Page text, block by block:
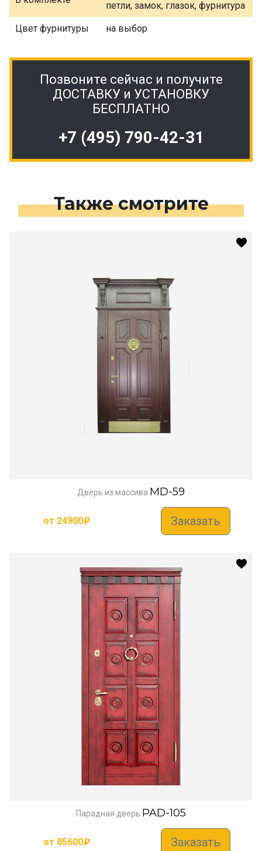
петли, замок, глазок, фурнитура
Цвет фурнитуры на выбор
Позвоните сейчас и получите
ДОСТАВКУ и УСТАНОВКУ
БЕСПЛАТНО
+7 (495) 790-42-31
Также смотрите
Дверь из массива MD-59
от 24900₽ Заказать
Парадная дверь PAD-105
от 85600₽ Заказать